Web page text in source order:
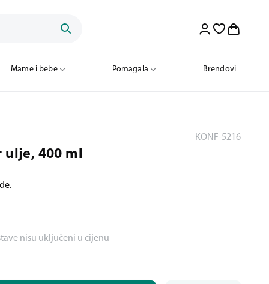
Mame i bebe Pomagala Brendovi
KONF-5216
ulje, 400 ml
nisu uključeni u cijenu